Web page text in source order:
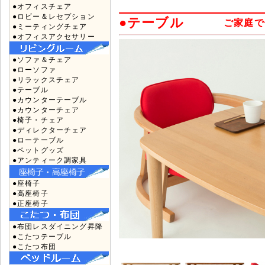
●オフィスチェア
●ロビー＆レセプション
●ミーティングチェア
●オフィスアクセサリー
●ソファ＆チェア
●ローソファ
●リラックスチェア
●テーブル
●カウンターテーブル
●カウンターチェア
●椅子・チェア
●ディレクターチェア
●ローテーブル
●ペットグッズ
●アンティーク調家具
●座椅子
●高座椅子
●正座椅子
●布団レスダイニング昇降
●こたつテーブル
●こたつ布団
●テーブル ご家庭